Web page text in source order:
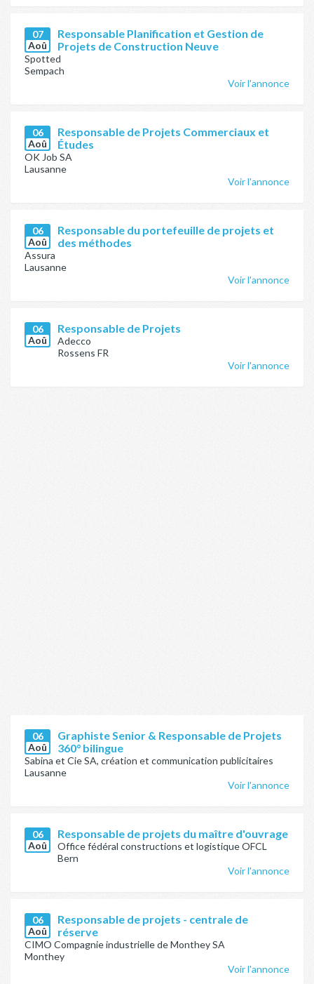
07
Aoû
Responsable Planification et Gestion de
Projets de Construction Neuve
Spotted
Sempach
Voir l'annonce
06
Aoû
Responsable de Projets Commerciaux et
Études
OK Job SA
Lausanne
Voir l'annonce
06
Aoû
Responsable du portefeuille de projets et
des méthodes
Assura
Lausanne
Voir l'annonce
06
Aoû
Responsable de Projets
Adecco
Rossens FR
Voir l'annonce
06
Aoû
Graphiste Senior & Responsable de Projets
360° bilingue
Sabina et Cie SA, création et communication publicitaires
Lausanne
Voir l'annonce
06
Aoû
Responsable de projets du maître d'ouvrage
Office fédéral constructions et logistique OFCL
Bern
Voir l'annonce
06
Aoû
Responsable de projets - centrale de
réserve
CIMO Compagnie industrielle de Monthey SA
Monthey
Voir l'annonce